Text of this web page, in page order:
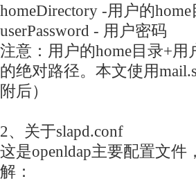
homeDirectory -用户的home
userPassword - 用户密码
注意：用户的home目录+
的绝对路径。本文使用
附后）
2、关于slapd.conf
这是openldap主要配置文
解：